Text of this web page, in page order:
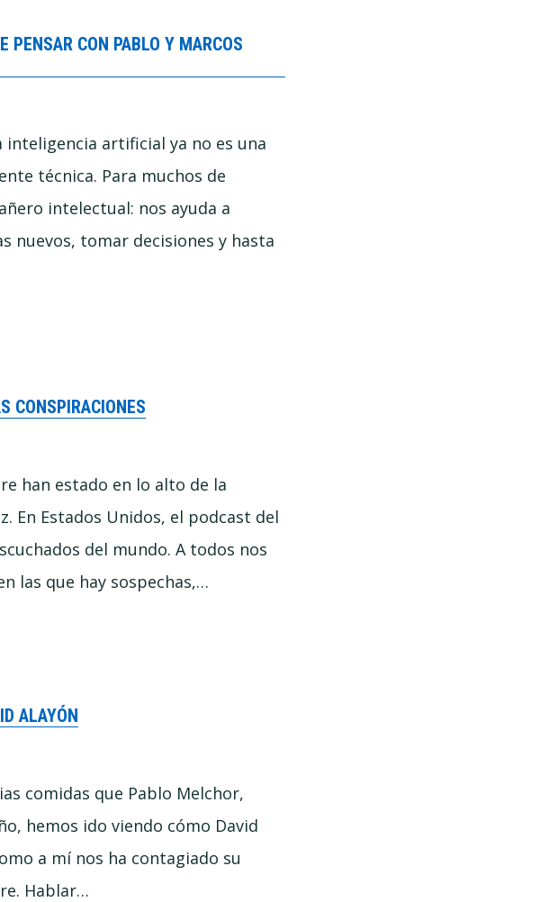
PENSAR CON PABLO Y MARCOS
artificial ya no es una
técnica. Para muchos de
intelectual: nos ayuda a
nuevos, tomar decisiones y hasta
CONSPIRACIONES
han estado en lo alto de la
En Estados Unidos, el podcast del
del mundo. A todos nos
las que hay sospechas,…
ALAYÓN
comidas que Pablo Melchor,
hemos ido viendo cómo David
a mí nos ha contagiado su
Hablar…